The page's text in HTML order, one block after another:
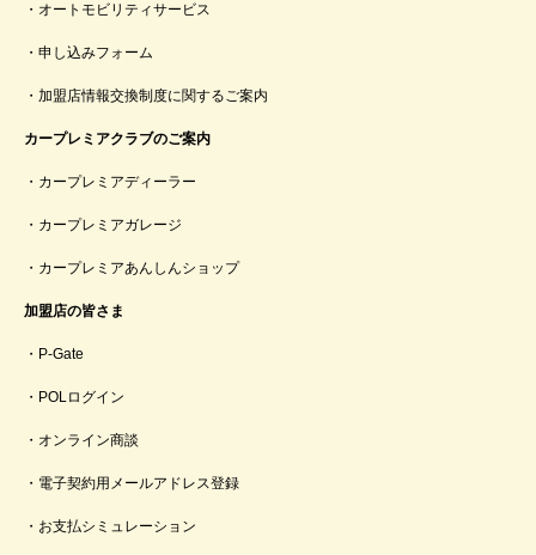
オートモビリティサービス
申し込みフォーム
加盟店情報交換制度に関するご案内
カープレミアクラブのご案内
カープレミアディーラー
カープレミアガレージ
カープレミアあんしんショップ
加盟店の皆さま
P-Gate
POLログイン
オンライン商談
電子契約用メールアドレス登録
お支払シミュレーション